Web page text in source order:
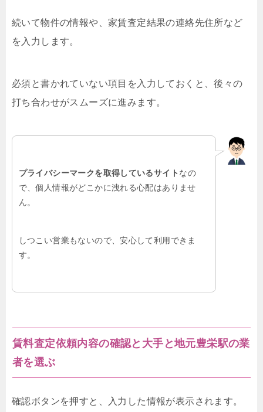
続いて物件の情報や、家賃査定結果の連絡先住所など
を入力します。
必須と書かれていない項目を入力しておくと、後々の
打ち合わせがスムーズに進みます。
プライバシーマークを取得しているサイト なの
で、個人情報がどこかに洩れる心配はありませ
ん。
しつこい営業もないので、安心して利用できま
す。
賃料査定依頼内容の確認と大手と地元豊栄駅の業
者を選ぶ
確認ボタンを押すと、入力した情報が表示されます。